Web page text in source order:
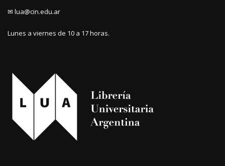
✉ lua@cin.edu.ar
Lunes a viernes de 10 a 17 horas.